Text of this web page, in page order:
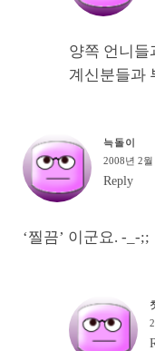
양쪽 언니들
계신분들과
늑돌이
2008년 2월
Reply
‘찔끔’ 이군요. -_-;;